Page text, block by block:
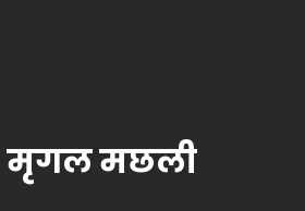
मृगल मछली